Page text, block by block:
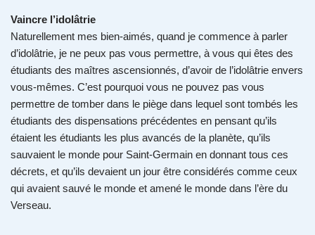
Vaincre l’idolâtrie
Naturellement mes bien-aimés, quand je commence à parler
d’idolâtrie, je ne peux pas vous permettre, à vous qui êtes des
étudiants des maîtres ascensionnés, d’avoir de l’idolâtrie envers
vous-mêmes. C’est pourquoi vous ne pouvez pas vous
permettre de tomber dans le piège dans lequel sont tombés les
étudiants des dispensations précédentes en pensant qu’ils
étaient les étudiants les plus avancés de la planète, qu’ils
sauvaient le monde pour Saint-Germain en donnant tous ces
décrets, et qu’ils devaient un jour être considérés comme ceux
qui avaient sauvé le monde et amené le monde dans l’ère du
Verseau.